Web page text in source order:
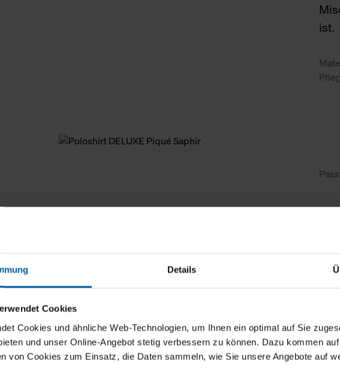
Details
Cookies
Cookies und ähnliche Web-Technologien, um Ihnen ein optimal auf Sie
und unser Online-Angebot stetig verbessern zu können. Dazu kommen
von Cookies zum Einsatz, die Daten sammeln, wie Sie unsere Angebote auf
ist.